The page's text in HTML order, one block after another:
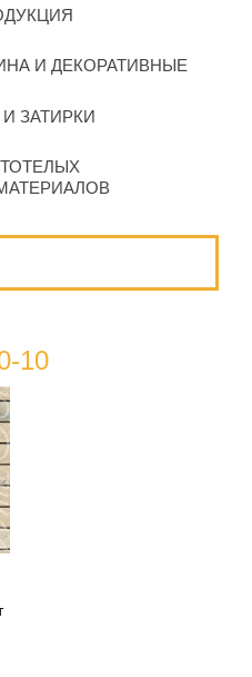
И ДЕКОРАТИВНЫЕ
ЗАТИРКИ
10